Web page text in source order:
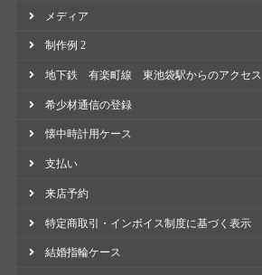
メディア
制作例 2
地下鉄 有楽町線 東池袋駅からのアクセス
希少材通信の登録
懐中時計用ケース
支払い
来店予約
特定商取引・インボイス制度に基づく表示
結婚指輪ケース